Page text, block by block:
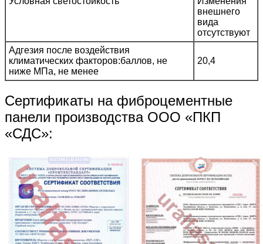
внешнего
вида
отсутствуют
Адгезия после воздействия
климатических факторов:баллов, не
ниже МПа, не менее
20,4
Сертификаты на фиброцементные
панели производства ООО «ПКП
«СДС»: